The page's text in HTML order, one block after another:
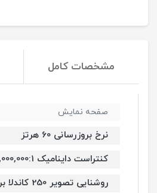
مشخصات کامل
صفحه نمایش
نرخ بروزرسانی 60 هرتز
کنتراست داینامیک 1,000,000:1
روشنایی تصویر 250 کاندلا بر متر مربع